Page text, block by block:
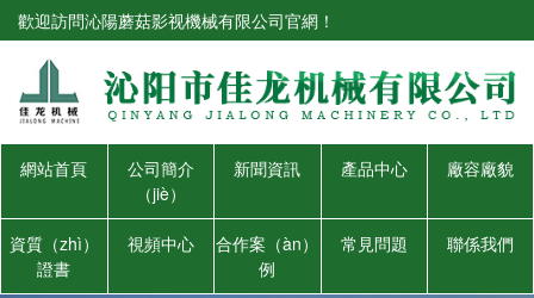
歡迎訪問沁陽蘑菇影视機械有限公司官網！
網站首頁
公司簡介
（jiè）
新聞資訊 產品中心 廠容廠貌
資質（zhì）
證書
視頻中心
合作案（àn）
例
常見問題 聯係我們